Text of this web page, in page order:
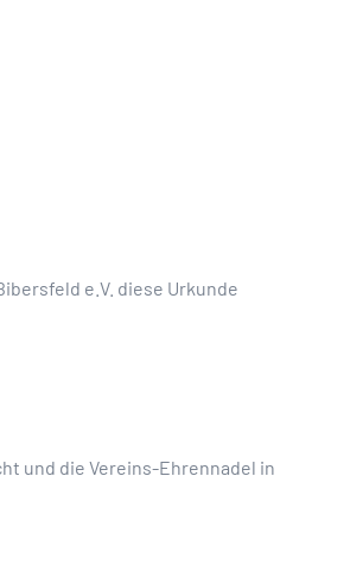
e.V. diese Urkunde
und die Vereins-Ehrennadel in